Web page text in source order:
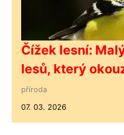
Čížek lesní:
lesů, který
příroda
07. 03. 2026